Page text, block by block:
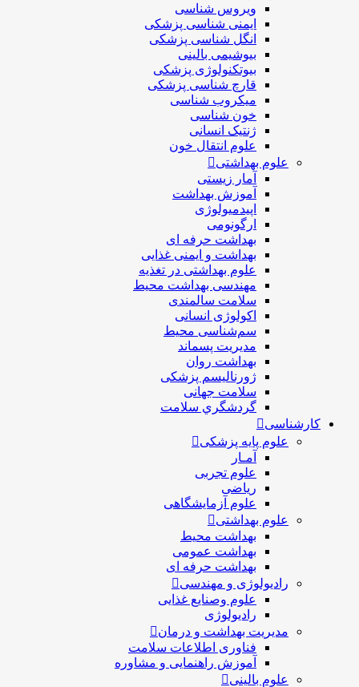
ویروس شناسی
ایمنی شناسی پزشكی
انگل شناسی پزشکی
بیوشیمی بالینی
بیوتکنولوژی پزشکی
قارچ شناسی پزشکی
ميكروب شناسی
خون شناسی
ژنتیک انسانی
علوم انتقال خون
علوم بهداشتی
آمار زیستی
آموزش بهداشت
اپیدمیولوژی
ارگونومی
بهداشت حرفه ای
بهداشت و ایمنی غذایی
علوم بهداشتی در تغذیه
مهندسی بهداشت محيط
سلامت سالمندی
اکولوژی انسانی
سم‌شناسی محیط
مدیریت پسماند
بهداشت روان
ژورنالیسم پزشکی
سلامت جهانی
گردشگري سلامت
کارشناسی
علوم پایه پزشکی
آمـار
علوم تجربی
ریاضی
علوم آزمایشگاهی
علوم بهداشتی
بهداشت محیط
بهداشت عمومی
بهداشت حرفه ای
رادیولوژی و مهندسی
علوم وصنایع غذایی
رادیولوژی
مدیریت بهداشت و درمان
فناوری اطلاعات سلامت
آموزش راهنمایی و مشاوره
علوم بالینی